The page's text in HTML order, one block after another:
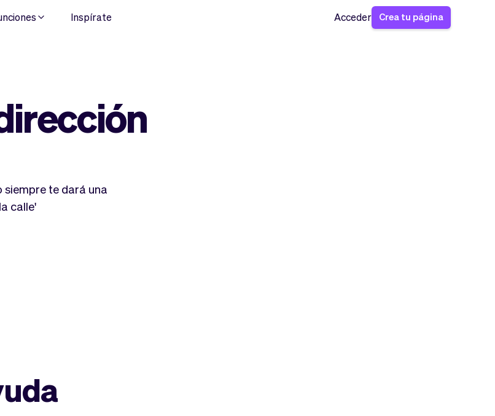
Inspírate Acceder Crea tu página
siempre te dará una
calle'